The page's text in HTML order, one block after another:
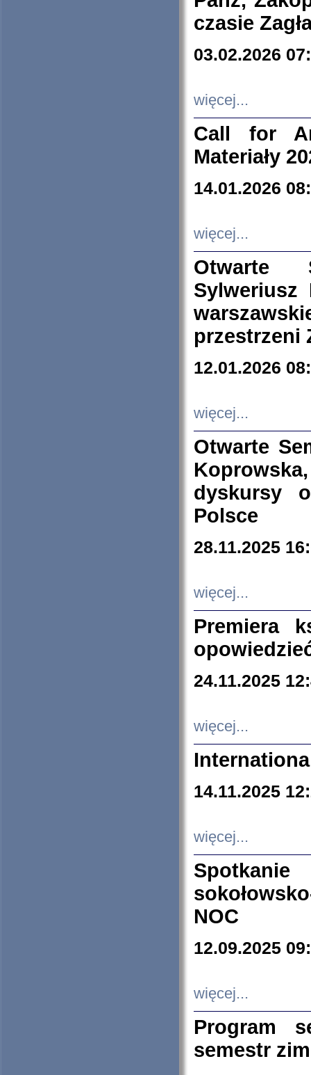
czasie
03.02.2026
więcej...
Call for
Materiały
14.01.2026
więcej...
Otwarte
Sylweriusz
przestrzeni
12.01.2026
więcej...
Otwarte
dyskursy
Polsce
28.11.2025
więcej...
Premiera
24.11.2025
więcej...
14.11.2025
więcej...
NOC
12.09.2025
więcej...
Program
semestr